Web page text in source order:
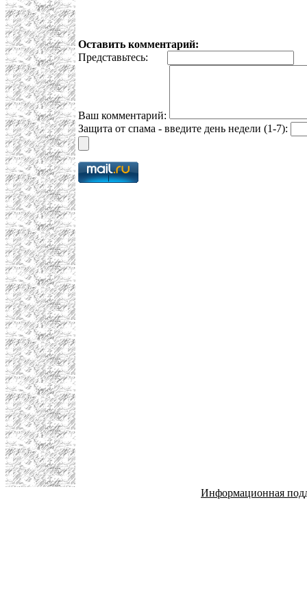
Оставить комментарий:
Представьтесь:
Ваш комментарий:
Защита от спама - введите день недели (1-7):
Информационная